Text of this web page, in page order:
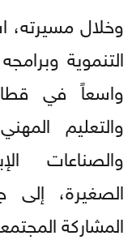
وخلال مسيرته،
التنموية
واسعاً في
والتعليم
والصناعات
الصغيرة، إلى
المشاركة